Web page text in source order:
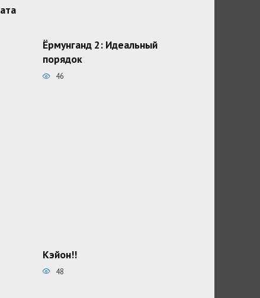
Ёрмунганд 2: Идеальный
порядок
46
Кэйон!!
48